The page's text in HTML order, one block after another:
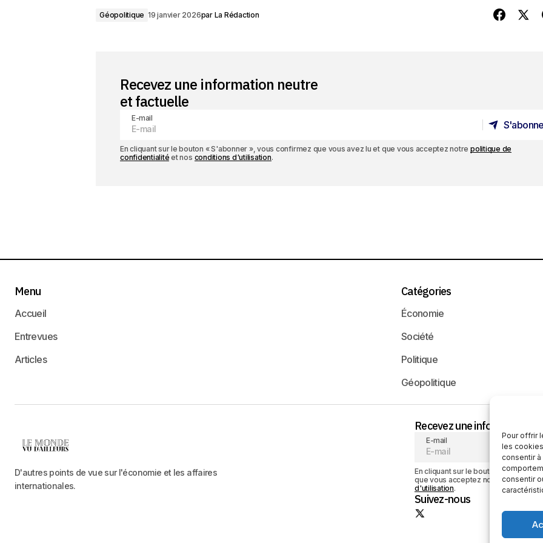
Pour offrir
les
consentir
consentir
Géopolitique 19 janvier 2026par La Rédaction
Recevez une information neutre
et factuelle
E-mail
En cliquant sur le bouton « S'abonner », vous confirmez que vous avez lu et que vous acceptez notrepolitique de
confidentialité et nos conditions d'utilisation.
D'autres points de vue sur l'économie et les affaires
internationales.
Menu
Accueil
Entrevues
Articles
Catégories
Économie
Société
Politique
Géopolitique
Recevez une information
E-mail
En cliquant sur le bouton «
que vous acceptez notrepolitique
d'utilisation.
Suivez-nous